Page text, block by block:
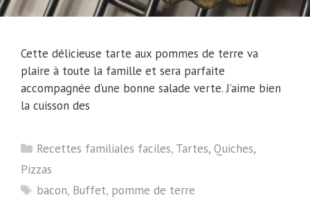
Cette délicieuse tarte aux pommes de terre va
plaire à toute la famille et sera parfaite
accompagnée d’une bonne salade verte. J’aime bien
la cuisson des
Catégories
Recettes familiales faciles, Tartes, Quiches,
Pizzas
Étiquettes
bacon, Buffet, pomme de terre